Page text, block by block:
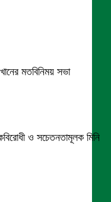
মতবিনিময় সভা
ও সচেতনতামূলক মিনি